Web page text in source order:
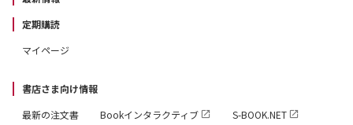
定期購読
マイページ
書店さま向け情報
最新の注文書
Bookインタラクティブ S-BOOK.NET